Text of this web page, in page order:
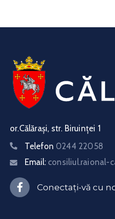
or.Călărași, str. Biruinței 1
Telefon 0244 22058
Email: consiliul.raional-
Conectați-vă cu